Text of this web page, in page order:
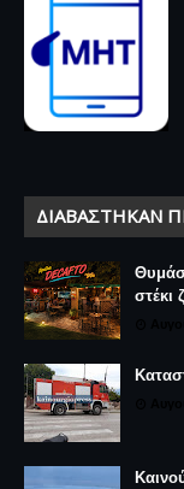
ΔΙΑΒΆΣΤΗΚΑΝ
στέκι